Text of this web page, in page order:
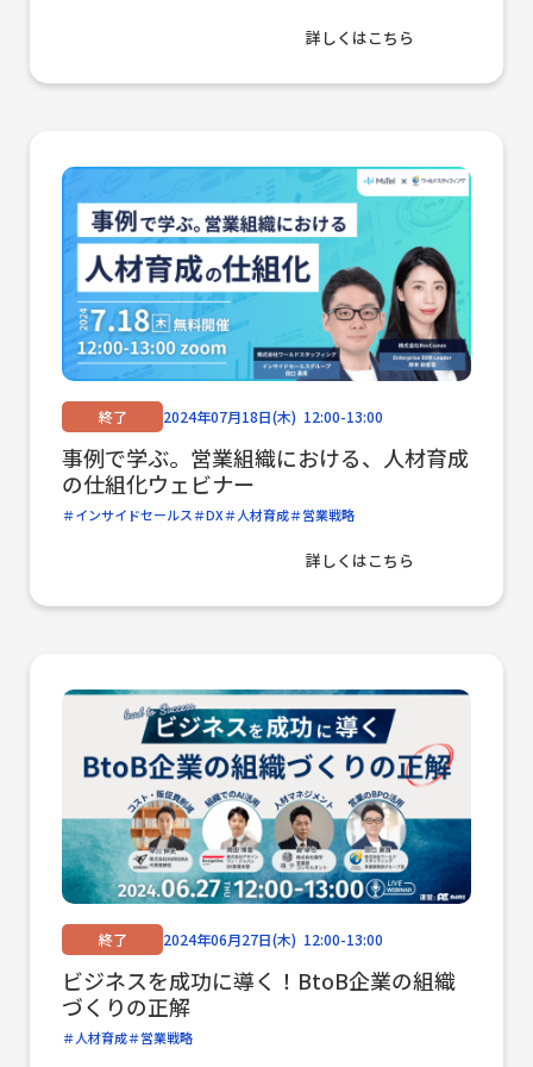
詳しくはこちら
終了 2024年07月18日(木) 12:00-13:00
事例で学ぶ。営業組織における、人材育成
の仕組化ウェビナー
インサイドセールス DX 人材育成 営業戦略
詳しくはこちら
終了 2024年06月27日(木) 12:00-13:00
ビジネスを成功に導く！BtoB企業の組織
づくりの正解
人材育成 営業戦略